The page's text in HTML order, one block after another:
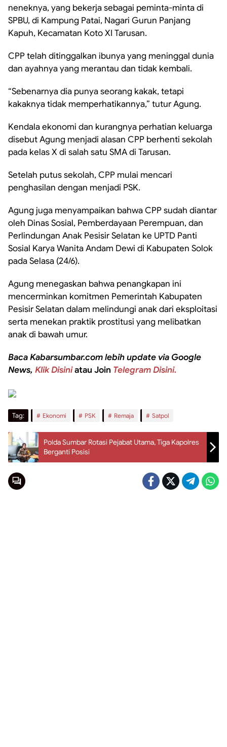
neneknya, yang bekerja sebagai peminta-minta di
SPBU, di Kampung Patai, Nagari Gurun Panjang
Kapuh, Kecamatan Koto XI Tarusan.
CPP telah ditinggalkan ibunya yang meninggal dunia
dan ayahnya yang merantau dan tidak kembali.
“Sebenarnya dia punya seorang kakak, tetapi
kakaknya tidak memperhatikannya,” tutur Agung.
Kendala ekonomi dan kurangnya perhatian keluarga
disebut Agung menjadi alasan CPP berhenti sekolah
pada kelas X di salah satu SMA di Tarusan.
Setelah putus sekolah, CPP mulai mencari
penghasilan dengan menjadi PSK.
Agung juga menyampaikan bahwa CPP sudah diantar
oleh Dinas Sosial, Pemberdayaan Perempuan, dan
Perlindungan Anak Pesisir Selatan ke UPTD Panti
Sosial Karya Wanita Andam Dewi di Kabupaten Solok
pada Selasa (24/6).
Agung menegaskan bahwa penangkapan ini
mencerminkan komitmen Pemerintah Kabupaten
Pesisir Selatan dalam melindungi anak dari eksploitasi
serta menekan praktik prostitusi yang melibatkan
anak di bawah umur.
Baca Kabarsumbar.com lebih update via Google
News, Klik Disiniatau Join Telegram Disini.
Tag: Ekonomi PSK Remaja Satpol
Polda Sumbar Rotasi Pejabat Utama, Tiga Kapolres
Berganti Posisi